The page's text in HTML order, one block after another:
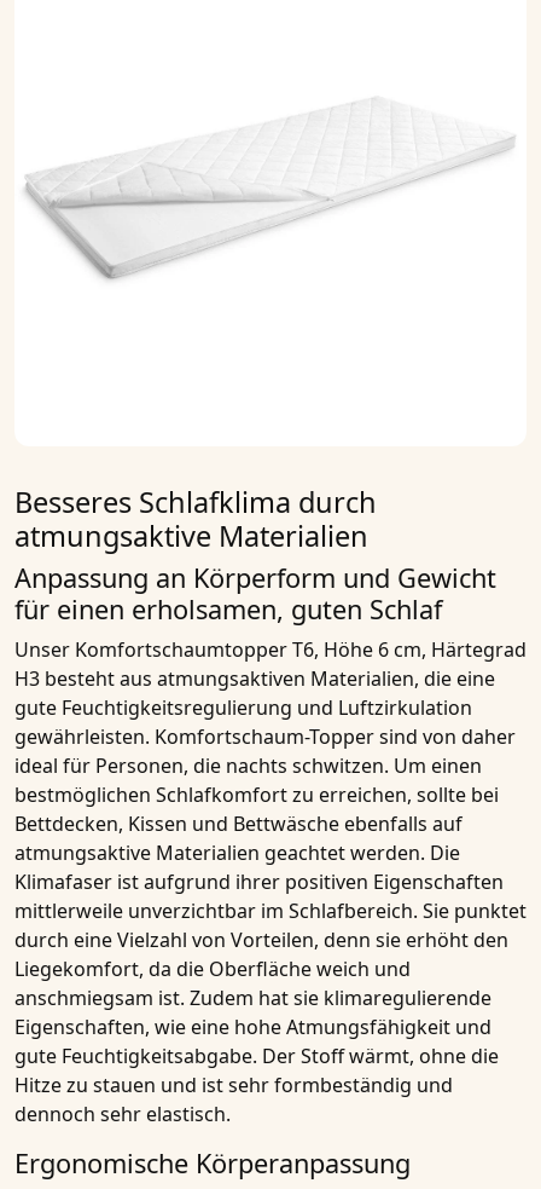
Besseres Schlafklima durch
atmungsaktive Materialien
Anpassung an Körperform und Gewicht
für einen erholsamen, guten Schlaf
Unser Komfortschaumtopper T6, Höhe 6 cm, Härtegrad
H3 besteht aus atmungsaktiven Materialien, die eine
gute Feuchtigkeitsregulierung und Luftzirkulation
gewährleisten. Komfortschaum-Topper sind von daher
ideal für Personen, die nachts schwitzen. Um einen
bestmöglichen Schlafkomfort zu erreichen, sollte bei
Bettdecken, Kissen und Bettwäsche ebenfalls auf
atmungsaktive Materialien geachtet werden. Die
Klimafaser ist aufgrund ihrer positiven Eigenschaften
mittlerweile unverzichtbar im Schlafbereich. Sie punktet
durch eine Vielzahl von Vorteilen, denn sie erhöht den
Liegekomfort, da die Oberfläche weich und
anschmiegsam ist. Zudem hat sie klimaregulierende
Eigenschaften, wie eine hoheAtmungsfähigkeit und
gute Feuchtigkeitsabgabe. Der Stoff wärmt, ohne die
Hitze zu stauen und ist sehr formbeständig und
dennoch sehr elastisch.
Ergonomische Körperanpassung